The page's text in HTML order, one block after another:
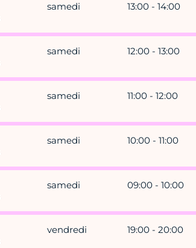
samedi 13:00 - 14:00
samedi 12:00 - 13:00
samedi 11:00 - 12:00
samedi 10:00 - 11:00
samedi 09:00 - 10:00
vendredi 19:00 - 20:00